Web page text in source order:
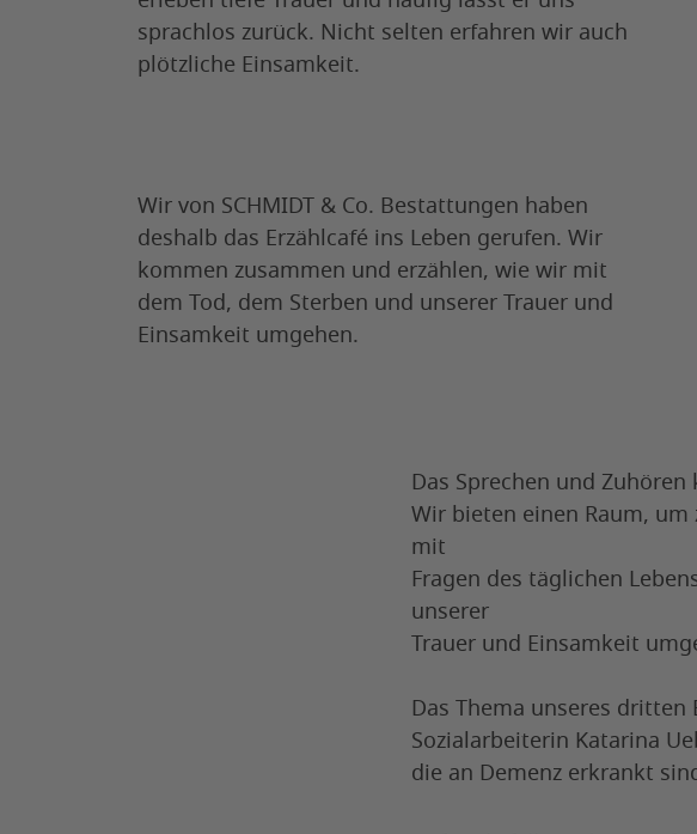
sprachlos zurück. Nicht selten erfahren wir auch
plötzliche Einsamkeit.
Wir von SCHMIDT & Co. Bestattungen haben
deshalb das Erzählcafé ins Leben gerufen. Wir
kommen zusammen und erzählen, wie wir mit
dem Tod, dem Sterben und unserer Trauer und
Einsamkeit umgehen.
Das Sprechen und
Wir bieten einen Raum,
mit
Fragen des täglichen
unserer
Trauer und Einsamkeit
Das Thema unseres dritten
Sozialarbeiterin Katarina
die an Demenz erkrankt